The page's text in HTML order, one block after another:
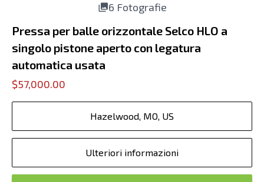
6 Fotografie
Pressa per balle orizzontale Selco HLO a
singolo pistone aperto con legatura
automatica usata
$57,000.00
Hazelwood, MO, US
Ulteriori informazioni